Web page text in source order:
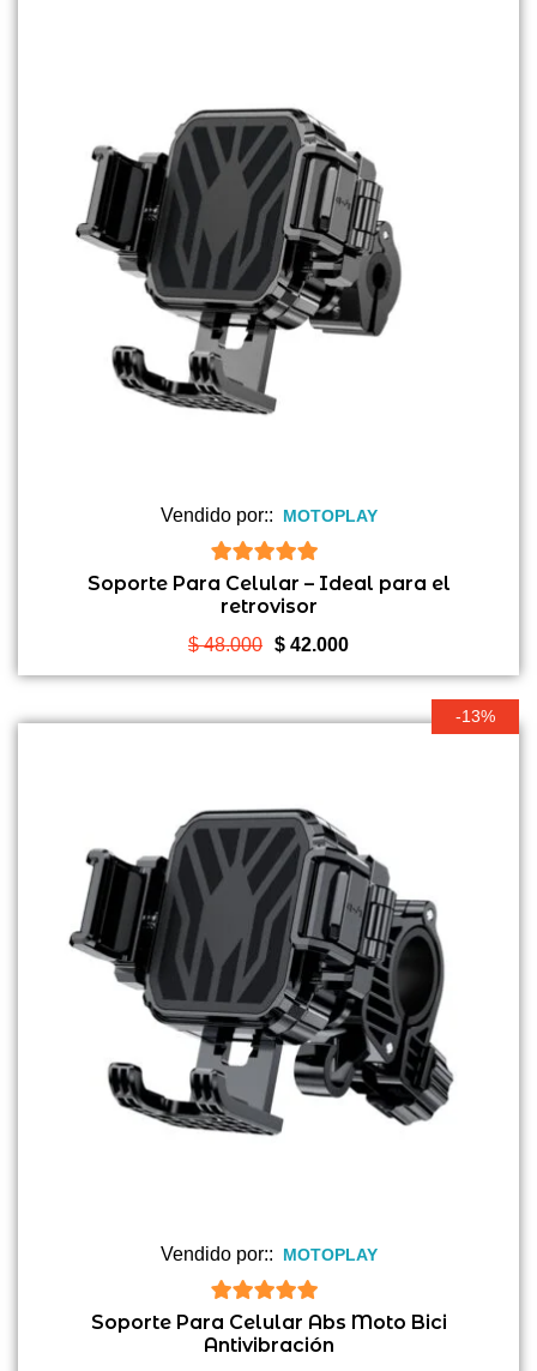
Vendido por:: MOTOPLAY
5de 5
Soporte Para Celular – Ideal para el
retrovisor
$48.000 El
precio
$ 42.000El
precio
-13%
Vendido por:: MOTOPLAY
5de 5
Soporte Para Celular Abs Moto Bici
Antivibración